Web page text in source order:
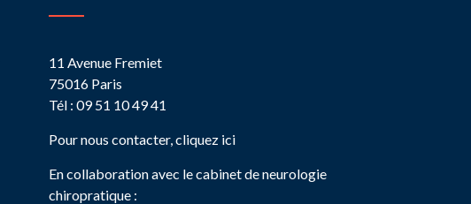
11 Avenue Fremiet
75016 Paris
Tél : 09 51 10 49 41
Pour nous contacter, cliquez ici
En collaboration avec le cabinet de neurologie
chiropratique :